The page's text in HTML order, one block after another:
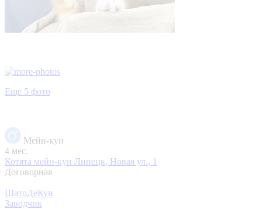
Еще 5 фото
Мейн-кун
4 мес.
Котята мейн-кун Липецк, Новая ул., 1
Договорная
ШатоДеКун
Заводчик